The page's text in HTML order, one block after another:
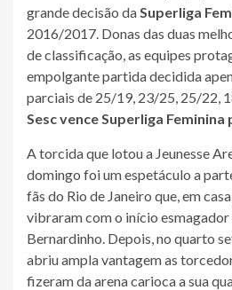
grande decisão daSuperliga
2016/2017. Donas das duas
de classificação, as equipes
empolgante partida decidida
parciais de 25/19, 23/25, 25/22,
Sesc vence Superliga Feminina
A torcida que lotou a Jeunesse
domingo foi um espetáculo a
fãs do Rio de Janeiro que, em
vibraram com o início
Bernardinho. Depois, no quarto
abriu ampla vantagem as
fizeram da arena carioca a sua